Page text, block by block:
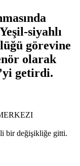
siyahlı
görevine
olarak
getirdi.